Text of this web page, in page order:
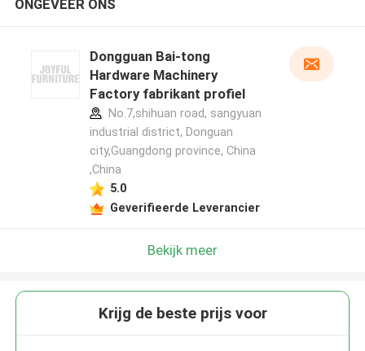
ONGEVEER ONS
Dongguan Bai-tong
Hardware Machinery
Factory fabrikant profiel
No.7,shihuan road, sangyuan
industrial district, Donguan
city,Guangdong province, China
,China
5.0
Geverifieerde Leverancier
Bekijk meer
Krijg de beste prijs voor